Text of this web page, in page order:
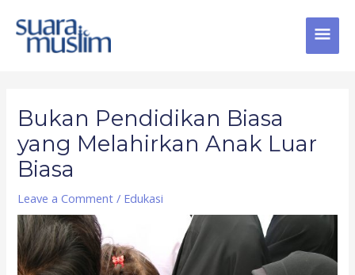
content
Bukan Pendidikan Biasa
yang Melahirkan Anak Luar
Biasa
Leave a Comment / Edukasi